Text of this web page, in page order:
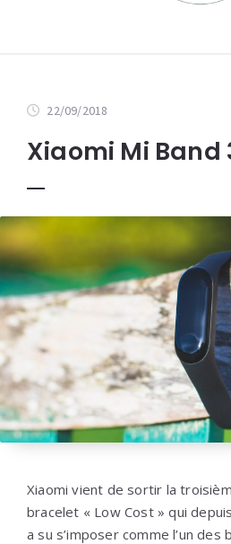
22/09/2018
Xiaomi Mi Band
Xiaomi vient de sortir la
bracelet « Low Cost » qui
a su s’imposer comme l’un